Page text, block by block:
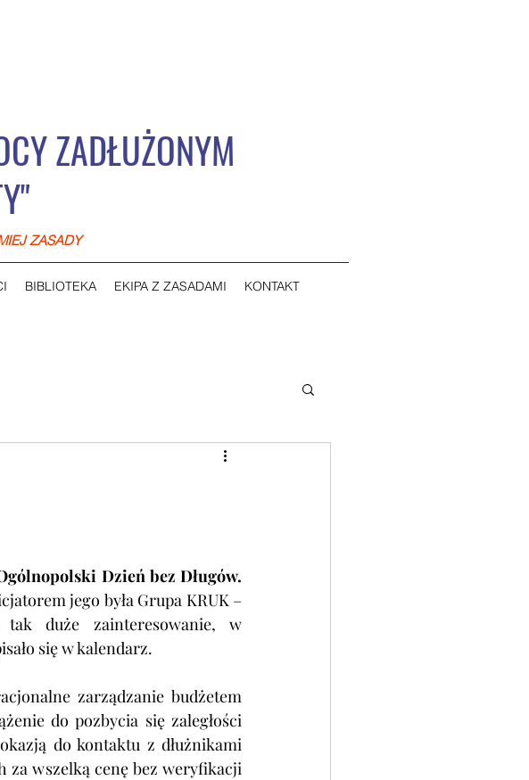
ZADŁUŻONYM
ZASADY
BIBLIOTEKA EKIPA Z ZASADAMI KONTAKT
tak duże zainteresowanie, w
się w kalendarz.
zarządzanie budżetem
do pozbycia się zaległości
okazją do kontaktu z dłużnikami
za wszelką cenę bez weryfikacji